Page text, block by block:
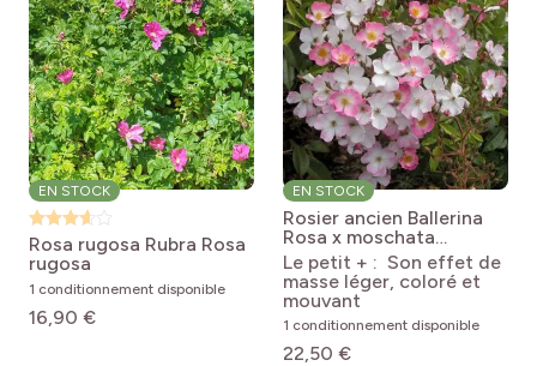
EN STOCK
Rosa rugosa Rubra Rosa
rugosa
1 conditionnement disponible
16,90 €
EN STOCK
Rosier ancien Ballerina
Rosa x moschata
Ballerina
Le petit + : Son effet de
masse léger, coloré et
mouvant
1 conditionnement disponible
22,50 €